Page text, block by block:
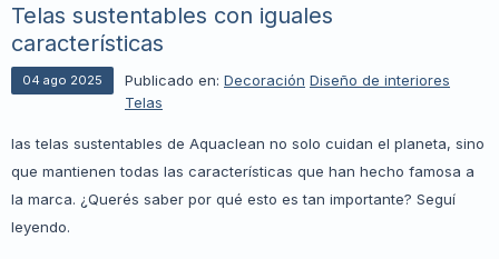
Telas sustentables con iguales
características
04 ago 2025 Publicado en: Decoración Diseño de interiores
Telas
las telas sustentables de Aquaclean no solo cuidan el planeta, sino
que mantienen todas las características que han hecho famosa a
la marca. ¿Querés saber por qué esto es tan importante? Seguí
leyendo.